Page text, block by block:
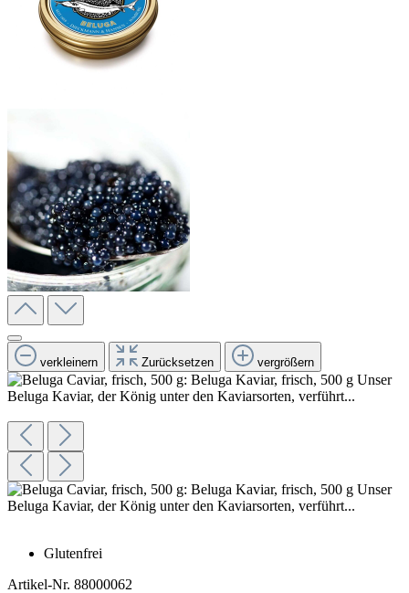
verkleinern Zurücksetzen vergrößern
Glutenfrei
Artikel-Nr. 88000062